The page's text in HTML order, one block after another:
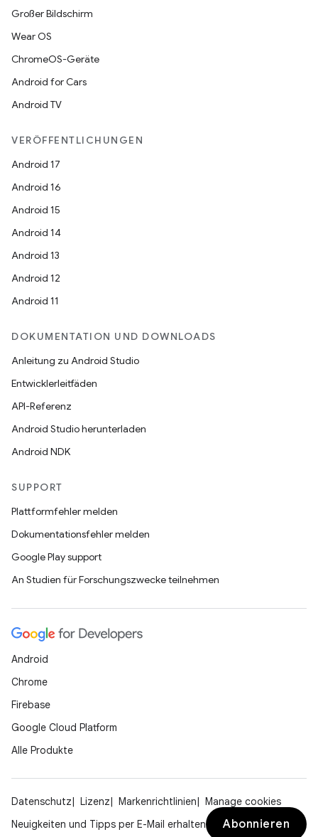
Großer Bildschirm
Wear OS
ChromeOS-Geräte
Android for Cars
Android TV
VERÖFFENTLICHUNGEN
Android 17
Android 16
Android 15
Android 14
Android 13
Android 12
Android 11
DOKUMENTATION UND DOWNLOADS
Anleitung zu Android Studio
Entwicklerleitfäden
API-Referenz
Android Studio herunterladen
Android NDK
SUPPORT
Plattformfehler melden
Dokumentationsfehler melden
Google Play support
An Studien für Forschungszwecke teilnehmen
Android
Chrome
Firebase
Google Cloud Platform
Alle Produkte
Datenschutz Lizenz Markenrichtlinien
Manage cookies
Neuigkeiten und Tipps per E-Mail erhalten
Abonnieren